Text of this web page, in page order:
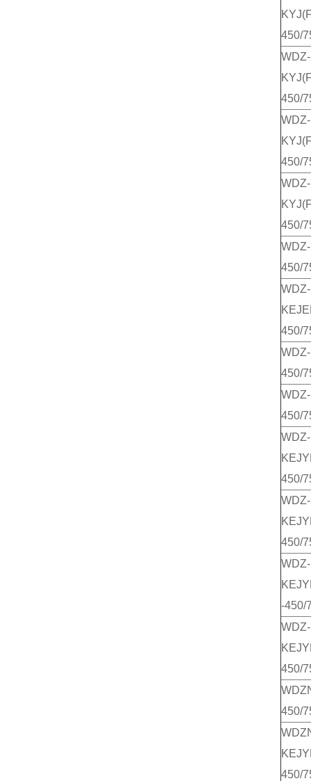
450/
WDZ-
450/
WDZ-
450/
WDZ-
450/
450/
WDZ-
450/
450/
450/
WDZ-
450/
WDZ-
450/
WDZ-
-450/
WDZ-
450/
450/
450/